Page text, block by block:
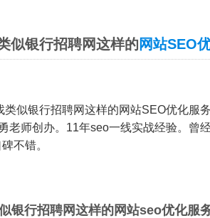
似银行招聘网这样的 网站SEO
似银行招聘网这样的网站SEO优化服
老师创办。11年seo一线实战经验。曾
不错。
银行招聘网这样的网站seo优化服